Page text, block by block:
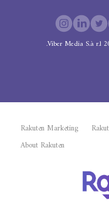
Viber Media S.à r.l.
Rakuten Marketing
About Rakuten